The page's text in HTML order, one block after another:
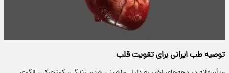
توصیه طب ایرانی برای تقویت قلب